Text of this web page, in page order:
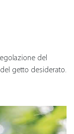
del
getto desiderato.